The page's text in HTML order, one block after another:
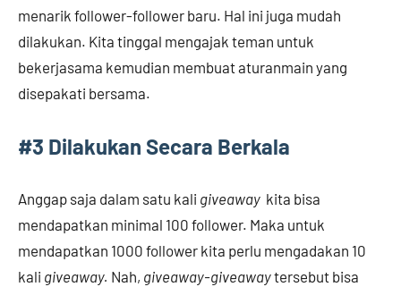
menarik follower-follower baru. Hal ini juga mudah
dilakukan. Kita tinggal mengajak teman untuk
bekerjasama kemudian membuat aturanmain yang
disepakati bersama.
#3 Dilakukan Secara Berkala
Anggap saja dalam satu kali giveaway kita bisa
mendapatkan minimal 100 follower. Maka untuk
mendapatkan 1000 follower kita perlu mengadakan 10
kali giveaway. Nah, giveaway­-giveawaytersebut bisa